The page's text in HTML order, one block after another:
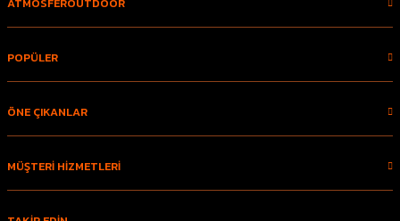
POPÜLER
ÖNE ÇIKANLAR
MÜŞTERİ HİZMETLERİ